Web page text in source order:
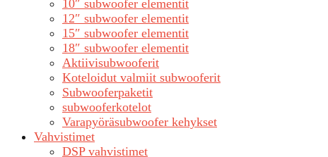
10″ subwoofer elementit
12″ subwoofer elementit
15″ subwoofer elementit
18″ subwoofer elementit
Aktiivisubwooferit
Koteloidut valmiit subwooferit
Subwooferpaketit
subwooferkotelot
Varapyöräsubwoofer kehykset
Vahvistimet
DSP vahvistimet